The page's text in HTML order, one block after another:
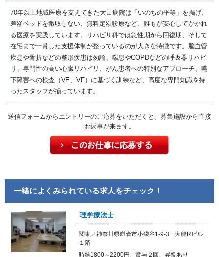
70年以上地域医療を支えてきた大田病院は「いのちの平等」を掲げ、
差額ベッドを徴収しない、無料定額診療など、誰もが安心してかかれ
る医療を実践しています。リハビリ科では急性期から回復期、そして
在宅まで一貫した支援体制が整っているのが大きな特徴です。脳血管
疾患や骨折などの整形疾患は勿論、喘息やCOPDなどの呼吸器リハビ
リ、専門性の高い心臓リハビリ、がん患者への特別なアプローチ、嚥
下障害への検査（VE、VF）に基づく訓練など、高度な専門知識を持
ったスタッフが揃っています。
送信フォームからエントリーのご応募をいただくと、募集施設から直接
お返事が来ます。
一緒によくみられている求人をチェック！
理学療法士
関東／神奈川県鎌倉市小袋谷1-9-3 大船Rビル
１階
時給1800～2200円、賞与２回、昇級あり